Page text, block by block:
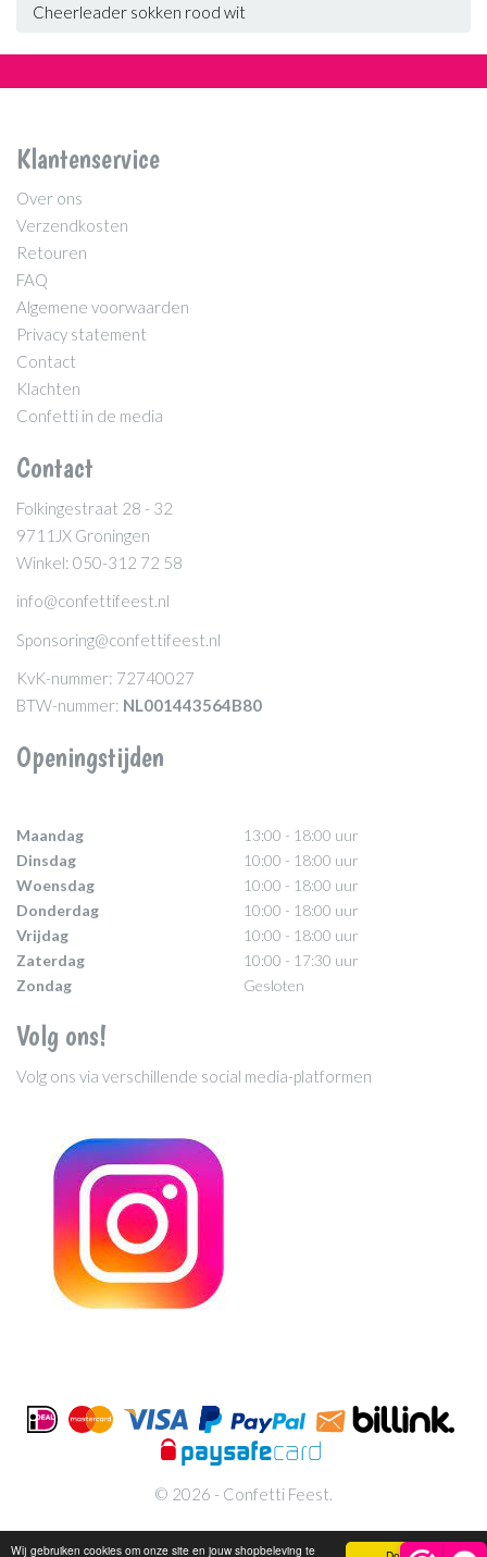
Wij gebruiken cookies om onze site en jouw shopbeleving te
Cheerleader sokken rood wit
Klantenservice
Over ons
Verzendkosten
Retouren
FAQ
Algemene voorwaarden
Privacy statement
Contact
Klachten
Confetti in de media
Contact
Folkingestraat 28 - 32
9711JX Groningen
Winkel: 050-312 72 58
info@confettifeest.nl
Sponsoring@confettifeest.nl
KvK-nummer: 72740027
BTW-nummer: NL001443564B80
Openingstijden
Maandag
13:00 - 18:00 uur
Dinsdag
10:00 - 18:00 uur
Woensdag
10:00 - 18:00 uur
Donderdag
10:00 - 18:00 uur
Vrijdag
10:00 - 18:00 uur
Zaterdag
10:00 - 17:30 uur
Zondag
Gesloten
Volg ons!
Volg ons via verschillende social media-platformen
© 2026 - Confetti Feest.